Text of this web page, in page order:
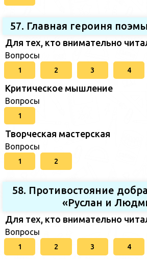
57. Главная героиня
Для тех, кто внимательно
Вопросы
1 2 3 4
Критическое мышление
Вопросы
1
Творческая мастерская
Вопросы
1 2
58. Противостояние
«Руслан и
Для тех, кто внимательно
Вопросы
1 2 3 4